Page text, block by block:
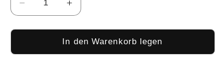
Verringere
die
Menge
Silikonform
Erhöhe
die
Menge
für
Silikonform
In den Warenkorb legen